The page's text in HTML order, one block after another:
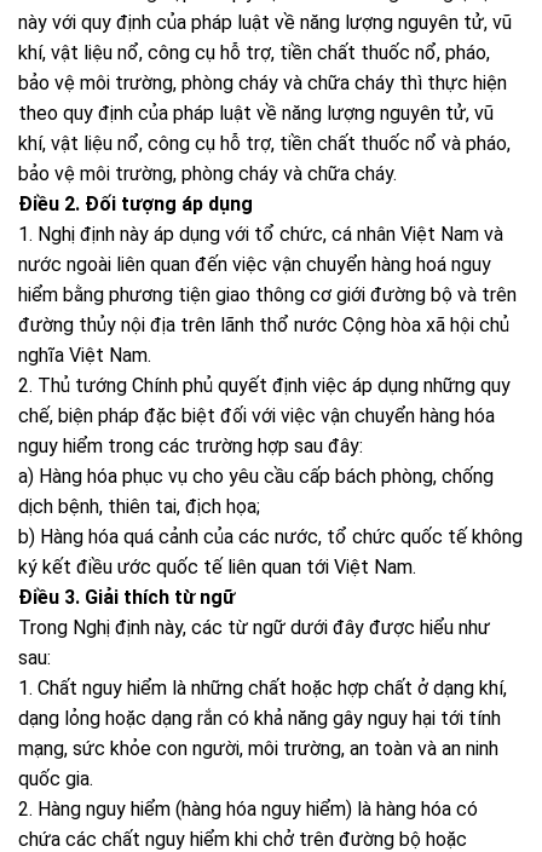
này với quy định của pháp luật về năng lượng nguyên tử, vũ
khí, vật liệu nổ, công cụ hỗ trợ, tiền chất thuốc nổ, pháo,
bảo vệ môi trường, phòng cháy và chữa cháy thì thực hiện
theo quy định của pháp luật về năng lượng nguyên tử, vũ
khí, vật liệu nổ, công cụ hỗ trợ, tiền chất thuốc nổ và pháo,
bảo vệ môi trường, phòng cháy và chữa cháy.
Điều 2. Đối tượng áp dụng
1. Nghị định này áp dụng với tổ chức, cá nhân Việt Nam và
nước ngoài liên quan đến việc vận chuyển hàng hoá nguy
hiểm bằng phương tiện giao thông cơ giới đường bộ và trên
đường thủy nội địa trên lãnh thổ nước Cộng hòa xã hội chủ
nghĩa Việt Nam.
2. Thủ tướng Chính phủ quyết định việc áp dụng những quy
chế, biện pháp đặc biệt đối với việc vận chuyển hàng hóa
nguy hiểm trong các trường hợp sau đây:
a) Hàng hóa phục vụ cho yêu cầu cấp bách phòng, chống
dịch bệnh, thiên tai, địch họa;
b) Hàng hóa quá cảnh của các nước, tổ chức quốc tế không
ký kết điều ước quốc tế liên quan tới Việt Nam.
Điều 3. Giải thích từ ngữ
Trong Nghị định này, các từ ngữ dưới đây được hiểu như
sau:
1. Chất nguy hiểm là những chất hoặc hợp chất ở dạng khí,
dạng lỏng hoặc dạng rắn có khả năng gây nguy hại tới tính
mạng, sức khỏe con người, môi trường, an toàn và an ninh
quốc gia.
2. Hàng nguy hiểm (hàng hóa nguy hiểm) là hàng hóa có
chứa các chất nguy hiểm khi chở trên đường bộ hoặc